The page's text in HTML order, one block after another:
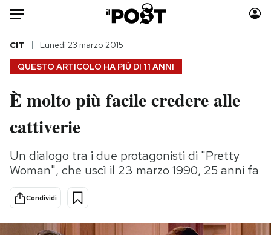
HOME
Italia
Politica
Tecnologia
Internet
Scienza
Cultura
Economia
Moda
Storie/Idee
Ok Boomer!
Altrecose
QUESTO ARTICOLO HA PIÙ DI 11 ANNI
CIT Lunedì 23 marzo 2015
È molto più facile credere alle
cattiverie
Un dialogo tra i due protagonisti di "Pretty
Woman", che uscì il 23 marzo 1990, 25 anni fa
Condividi